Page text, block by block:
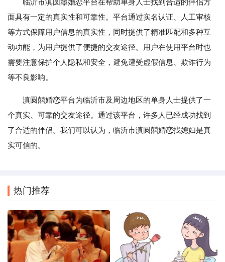
临沂市滇圆囍婚恋平台在帮助单身人士找到合适的伴侣方
面具有一定的真实性和可靠性。平台通过实名认证、人工审核
等方式保障用户信息的真实性，同时提供了精准匹配和多种互
动功能，为用户提供了便捷的交友途径。用户在使用平台时也
需要注意保护个人隐私和安全，避免遭受虚假信息、欺诈行为
等不良影响。
滇圆囍婚恋平台为临沂市及周边地区的单身人士提供了一
个真实、可靠的交友途径。通过该平台，许多人已经成功找到
了合适的伴侣。我们可以认为，临沂市滇圆囍婚恋找媳妇是真
实可信的。
热门推荐